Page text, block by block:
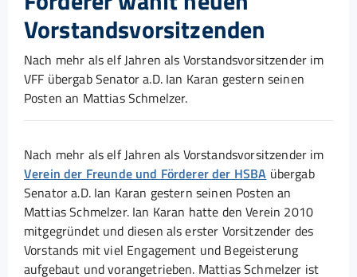
Vorstandsvorsitzenden
Nach mehr als elf Jahren als Vorstandsvorsitzender im
VFF übergab Senator a.D. Ian Karan gestern seinen
Posten an Mattias Schmelzer.
Nach mehr als elf Jahren als Vorstandsvorsitzender im
Verein der Freunde und Förderer der HSBA übergab
Senator a.D. Ian Karan gestern seinen Posten an
Mattias Schmelzer. Ian Karan hatte den Verein 2010
mitgegründet und diesen als erster Vorsitzender des
Vorstands mit viel Engagement und Begeisterung
aufgebaut und vorangetrieben. Mattias Schmelzer ist